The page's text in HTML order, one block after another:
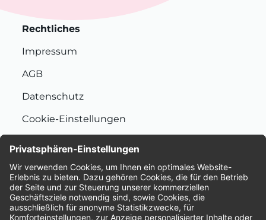
Rechtliches
Impressum
AGB
Datenschutz
Cookie-Einstellungen
Bewertungen